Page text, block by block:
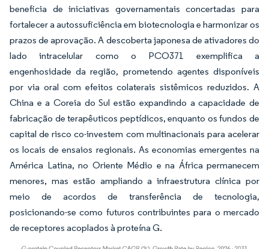
beneficia de iniciativas governamentais concertadas para
fortalecer a autossuficiência em biotecnologia e harmonizar os
prazos de aprovação. A descoberta japonesa de ativadores do
lado intracelular como o PCO371 exemplifica a
engenhosidade da região, prometendo agentes disponíveis
por via oral com efeitos colaterais sistêmicos reduzidos. A
China e a Coreia do Sul estão expandindo a capacidade de
fabricação de terapêuticos peptídicos, enquanto os fundos de
capital de risco co-investem com multinacionais para acelerar
os locais de ensaios regionais. As economias emergentes na
América Latina, no Oriente Médio e na África permanecem
menores, mas estão ampliando a infraestrutura clínica por
meio de acordos de transferência de tecnologia,
posicionando-se como futuros contribuintes para o mercado
de receptores acoplados à proteína G.